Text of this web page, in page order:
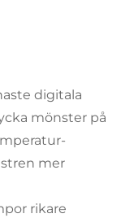
digitala
mönster på
mer
rikare